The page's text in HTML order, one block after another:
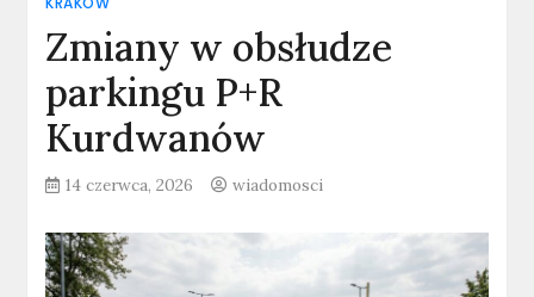
Zmiany w obsłudze
parkingu P+R
Kurdwanów
14 czerwca, 2026 wiadomosci